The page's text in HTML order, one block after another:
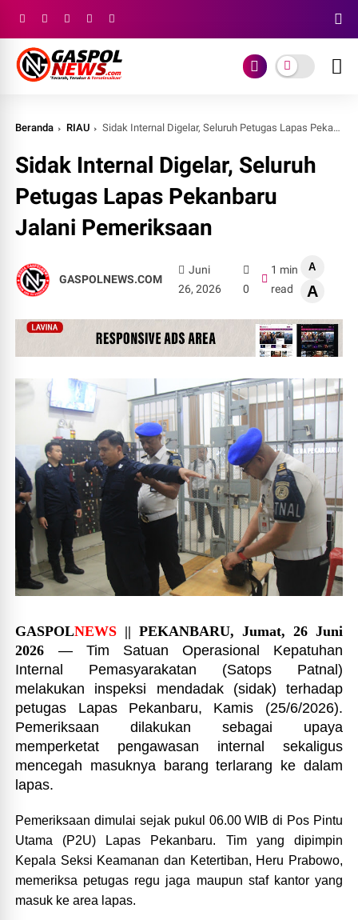
Beranda RIAU Sidak Internal Digelar, Seluruh Petugas Lapas Pekanbaru Jalani Pemeriksaan
Sidak Internal Digelar, Seluruh
Petugas Lapas Pekanbaru
Jalani Pemeriksaan
GASPOLNEWS.COM
Juni
26, 2026
0
1 min
read
A
A
GASPOLNEWS || PEKANBARU, Jumat, 26 Juni
2026 — Tim Satuan Operasional Kepatuhan
Internal Pemasyarakatan (Satops Patnal)
melakukan inspeksi mendadak (sidak) terhadap
petugas Lapas Pekanbaru, Kamis (25/6/2026).
Pemeriksaan dilakukan sebagai upaya
memperketat pengawasan internal sekaligus
mencegah masuknya barang terlarang ke dalam
lapas.
Pemeriksaan dimulai sejak pukul 06.00 WIB di Pos Pintu
Utama (P2U) Lapas Pekanbaru. Tim yang dipimpin
Kepala Seksi Keamanan dan Ketertiban, Heru Prabowo,
memeriksa petugas regu jaga maupun staf kantor yang
masuk ke area lapas.